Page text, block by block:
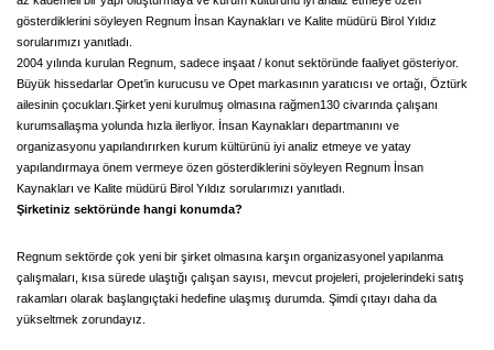
gösterdiklerini söyleyen Regnum İnsan Kaynakları ve Kalite müdürü Birol Yıldız
sorularımızı yanıtladı.
2004 yılında kurulan Regnum, sadece inşaat / konut sektöründe faaliyet gösteriyor.
Büyük hissedarlar Opet’in kurucusu ve Opet markasının yaratıcısı ve ortağı, Öztürk
ailesinin çocukları.Şirket yeni kurulmuş olmasına rağmen130 civarında çalışanı
kurumsallaşma yolunda hızla ilerliyor. İnsan Kaynakları departmanını ve
organizasyonu yapılandırırken kurum kültürünü iyi analiz etmeye ve yatay
yapılandırmaya önem vermeye özen gösterdiklerini söyleyen Regnum İnsan
Kaynakları ve Kalite müdürü Birol Yıldız sorularımızı yanıtladı.
Şirketiniz sektöründe hangi konumda?
Regnum sektörde çok yeni bir şirket olmasına karşın organizasyonel yapılanma
çalışmaları, kısa sürede ulaştığı çalışan sayısı, mevcut projeleri, projelerindeki satış
rakamları olarak başlangıçtaki hedefine ulaşmış durumda. Şimdi çıtayı daha da
yükseltmek zorundayız.